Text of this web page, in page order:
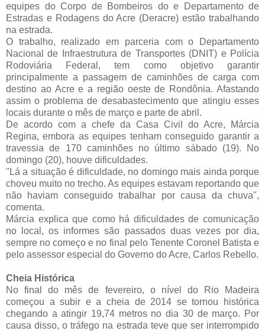
equipes do Corpo de Bombeiros do e Departamento de
Estradas e Rodagens do Acre (Deracre) estão trabalhando
na estrada.
O trabalho, realizado em parceria com o Departamento
Nacional de Infraestrutura de Transportes (DNIT) e Polícia
Rodoviária Federal, tem como objetivo garantir
principalmente a passagem de caminhões de carga com
destino ao Acre e a região oeste de Rondônia. Afastando
assim o problema de desabastecimento que atingiu esses
locais durante o mês de março e parte de abril.
De acordo com a chefe da Casa Civil do Acre, Márcia
Regina, embora as equipes tenham conseguido garantir a
travessia de 170 caminhões no último sábado (19). No
domingo (20), houve dificuldades.
"Lá a situação é dificuldade, no domingo mais ainda porque
choveu muito no trecho. As equipes estavam reportando que
não haviam conseguido trabalhar por causa da chuva",
comenta.
Márcia explica que como há dificuldades de comunicação
no local, os informes são passados duas vezes por dia,
sempre no começo e no final pelo Tenente Coronel Batista e
pelo assessor especial do Governo do Acre, Carlos Rebello.
Cheia Histórica
No final do mês de fevereiro, o nível do Rio Madeira
começou a subir e a cheia de 2014 se tornou histórica
chegando a atingir 19,74 metros no dia 30 de março. Por
causa disso, o tráfego na estrada teve que ser interrompido